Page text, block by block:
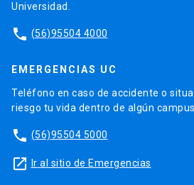
Universidad.
phone (56)95504 4000
EMERGENCIAS UC
Teléfono en caso de accidente o
riesgo tu vida dentro de algún
phone (56)95504 5000
launch Ir al sitio de Emergencias